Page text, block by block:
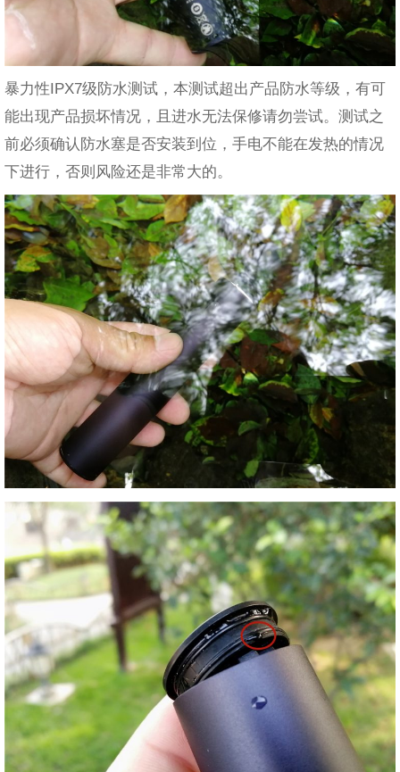
暴力性IPX7级防水测试，本测试超出产品防水等级，有可
能出现产品损坏情况，且进水无法保修请勿尝试。测试之
前必须确认防水塞是否安装到位，手电不能在发热的情况
下进行，否则风险还是非常大的。